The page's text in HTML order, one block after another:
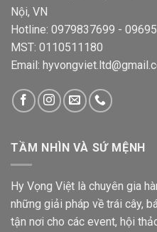
Nội, VN
Hotline: 0979837699 -
MST: 0110511180
Email:
TẦM NHÌN VÀ SỨ MỆNH
Hy Vọng Việt là chuyên gia
những giải pháp về trái cây,
tận nơi cho các event, hội